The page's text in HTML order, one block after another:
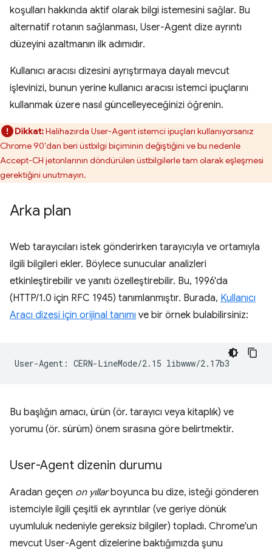
koşulları hakkında aktif olarak bilgi istemesini sağlar. Bu
alternatif rotanın sağlanması, User-Agent dize ayrıntı
düzeyini azaltmanın ilk adımıdır.
Kullanıcı aracısı dizesini ayrıştırmaya dayalı mevcut
işlevinizi, bunun yerine kullanıcı aracısı istemci ipuçlarını
kullanmak üzere nasıl güncelleyeceğinizi öğrenin.
Dikkat:Halihazırda User-Agent istemci ipuçları kullanıyorsanız
Chrome 90'dan beri üstbilgi biçiminin değiştiğini ve bu nedenle
Accept-CH jetonlarının döndürülen üstbilgilerle tam olarak eşleşmesi
gerektiğini unutmayın.
Arka plan
Web tarayıcıları istek gönderirken tarayıcıyla ve ortamıyla
ilgili bilgileri ekler. Böylece sunucular analizleri
etkinleştirebilir ve yanıtı özelleştirebilir. Bu, 1996'da
(HTTP/1.0 için RFC 1945) tanımlanmıştır. Burada, Kullanıcı
Aracı dizesi için orijinal tanımı ve bir örnek bulabilirsiniz:
Bu başlığın amacı, ürün (ör. tarayıcı veya kitaplık) ve
yorumu (ör. sürüm) önem sırasına göre belirtmektir.
User-Agent dizenin durumu
Aradan geçen on yıllarboyunca bu dize, isteği gönderen
istemciyle ilgili çeşitli ek ayrıntılar (ve geriye dönük
uyumluluk nedeniyle gereksiz bilgiler) topladı. Chrome'un
mevcut User-Agent dizelerine baktığımızda şunu